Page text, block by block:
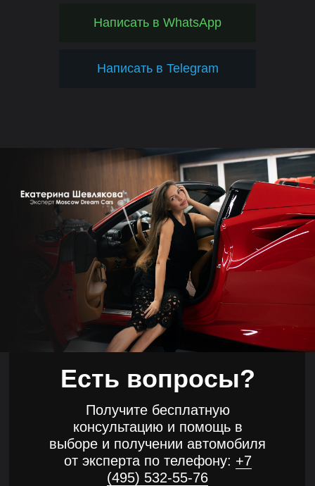
Написать в WhatsApp
Написать в Telegram
Есть вопросы?
Получите бесплатную
консультацию и помощь в
выборе и получении автомобиля
от эксперта по телефону: +7
(495) 532-55-76